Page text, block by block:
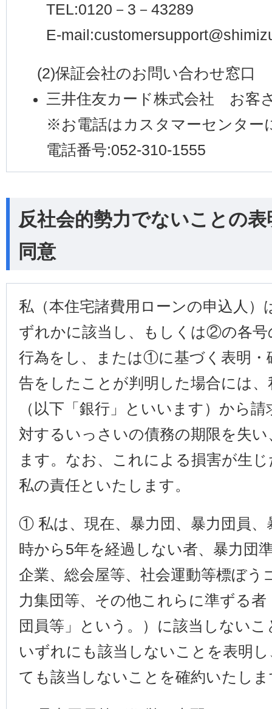
TEL:0120－3－43289
E-
(2)保証会社のお問い合わせ窓口
三井住友カード株式会社 お客
※お電話はカスタマーセンター
電話番号:052-310-1555
反社会的勢力でないことの
同意
私（本住宅諸費用ローンの申込人
ずれかに該当し、もしくは②の各
行為をし、または①に基づく表明・
告をしたことが判明した場合には
（以下「銀行」といいます）から
対するいっさいの債務の期限を失
ます。なお、これによる損害が生
私の責任といたします。
① 私は、現在、暴力団、暴力団員
時から5年を経過しない者、暴力団
企業、総会屋等、社会運動等標ぼう
力集団等、その他これらに準ずる
団員等」という。）に該当しない
いずれにも該当しないことを表明
ても該当しないことを確約いたし